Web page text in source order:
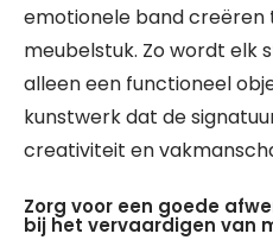
emotionele band creëren
meubelstuk. Zo wordt elk
alleen een functioneel
kunstwerk dat de
creativiteit en
Zorg voor een goede
bij het vervaardigen van